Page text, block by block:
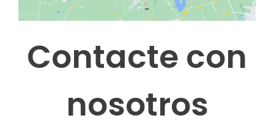
Contacte con
nosotros